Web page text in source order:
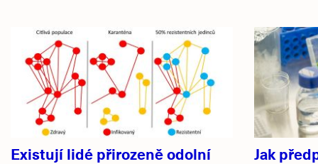
Související
články
Existují lidé přirozeně odolní
Jak